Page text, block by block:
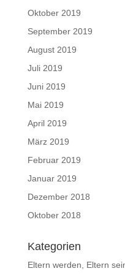
Oktober 2019
September 2019
August 2019
Juli 2019
Juni 2019
Mai 2019
April 2019
März 2019
Februar 2019
Januar 2019
Dezember 2018
Oktober 2018
Kategorien
Eltern werden, Eltern